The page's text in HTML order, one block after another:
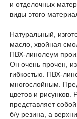
и отделочных
виды этого
Натуральный,
масло, хвойная
ПВХ-линолеум
Он очень прочен,
гибкостью. ПВХ-
многослойным.
цветов и
представляет
б/у резина, а